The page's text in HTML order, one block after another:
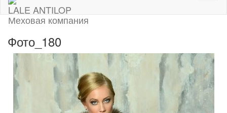
LALE ANTILOP
Меховая компания
Фото_180